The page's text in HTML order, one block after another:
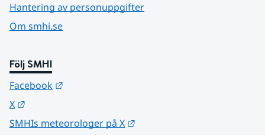
Hantering av personuppgifter
Om smhi.se
Följ SMHI
Facebook
X
SMHIs meteorologer på X